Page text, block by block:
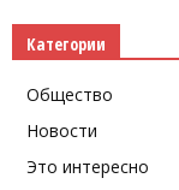
Категории
Общество
Новости
Это интересно